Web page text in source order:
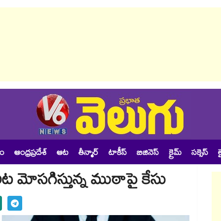
ఆంధ్రప్రదేశ్ ఆట తీన్మార్ టాకీస్ బిజినెస్ క్రైమ్ సక్సెస్
మోసగిస్తున్న ముఠాపై కేసు